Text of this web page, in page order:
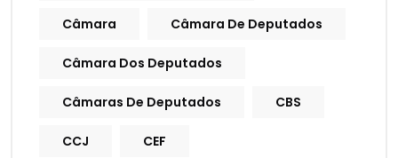
Câmara Câmara De Deputados
Câmara Dos Deputados
Câmaras De Deputados CBS
CCJ CEF